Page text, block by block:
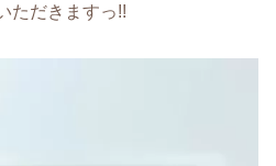
ただきますっ!!